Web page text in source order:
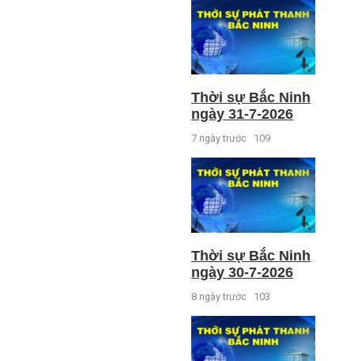
Thời sự Bắc Ninh
ngày 31-7-2026
7 ngày trước 109
Thời sự Bắc Ninh
ngày 30-7-2026
8 ngày trước 103